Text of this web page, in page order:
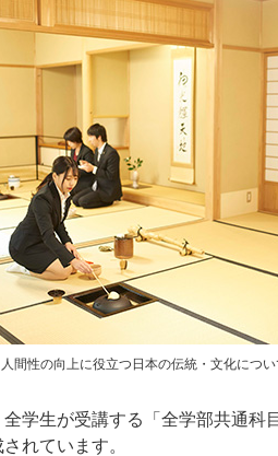
人間性の向上に役立つ日本の伝統・文化につ
学生が受講する「全学部共通科
れています。